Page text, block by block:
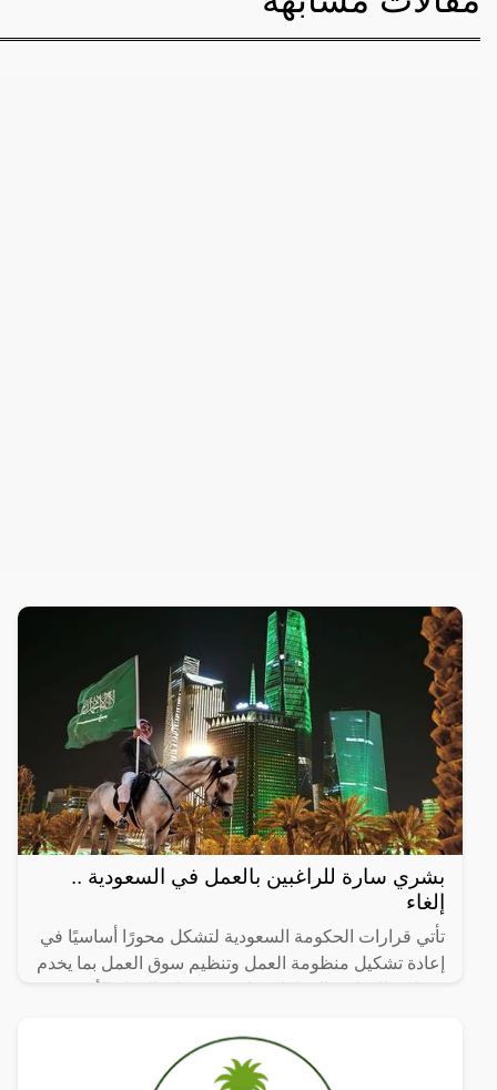
بشري سارة للراغبين بالعمل في السعودية ..
إلغاء
تأتي قرارات الحكومة السعودية لتشكل محورًا أساسيًا في
إعادة تشكيل منظومة العمل وتنظيم سوق العمل بما يخدم